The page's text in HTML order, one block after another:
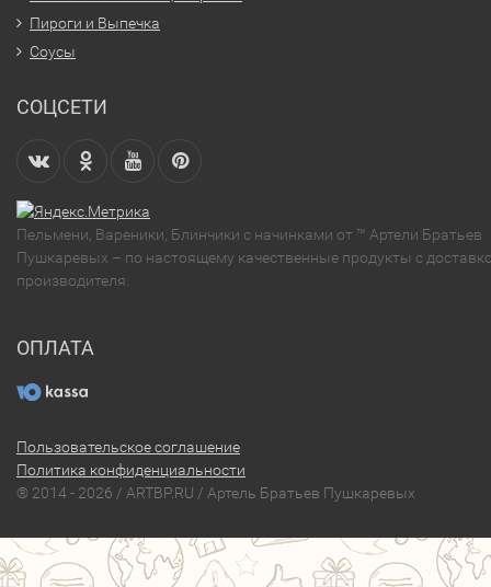
Пироги и Выпечка
Соусы
СОЦСЕТИ
Пельмени, Вареники, Блинчики с начинками от ™ Артели Братьев
Пушкаревых – по настоящему качественные продукты с
производителя.
ОПЛАТА
Пользовательское соглашение
Политика конфиденциальности
® 2014 - 2026 / ARTBP.RU / Артель Братьев Пушкаревых